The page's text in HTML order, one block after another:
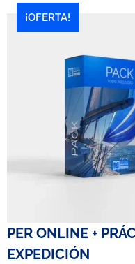
¡OFERTA!
PER ONLINE +
EXPEDICIÓN